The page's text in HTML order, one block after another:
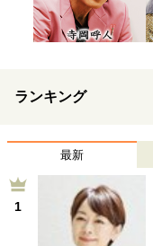
ランキング
最新
1